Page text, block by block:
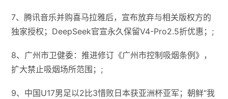
7、腾讯音乐并购喜马拉雅后，宣布放弃与相关版权方的
独家授权；DeepSeek官宣永久保留V4-Pro2.5折优惠；;
8、广州市卫健委：推进修订《广州市控制吸烟条例》，
扩大禁止吸烟场所范围；;
9、中国U17男足以2比3惜败日本获亚洲杯亚军；朝鲜“我